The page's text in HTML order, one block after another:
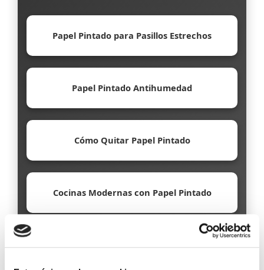
Papel Pintado para Pasillos Estrechos
Papel Pintado Antihumedad
Cómo Quitar Papel Pintado
Cocinas Modernas con Papel Pintado
Papel Pintado Ecológico